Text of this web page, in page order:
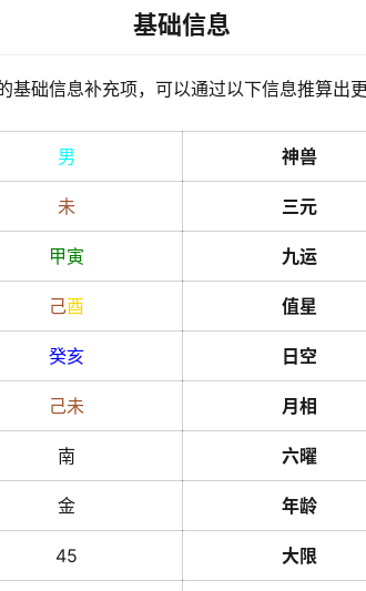
基础信息
基础信息补充项，可以通过以下信息推算出更
男 神兽
未 三元
甲寅 九运
己酉 值星
癸亥 日空
己未 月相
南 六曜
金 年龄
45 大限